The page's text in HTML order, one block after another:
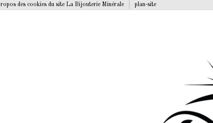
des cookies du site La Bijouterie Minérale plan-site